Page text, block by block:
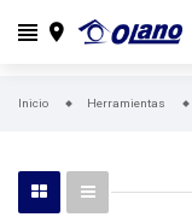
Inicio Herramientas